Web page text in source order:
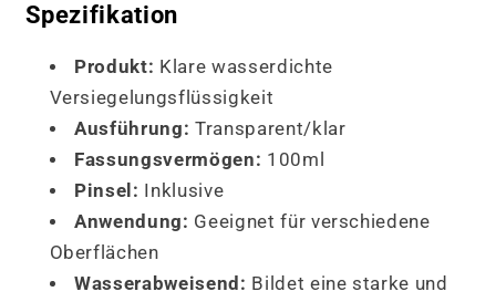
Spezifikation
Produkt: Klare wasserdichte
Versiegelungsflüssigkeit
Ausführung: Transparent/klar
Fassungsvermögen: 100ml
Pinsel: Inklusive
Anwendung: Geeignet für verschiedene
Oberflächen
Wasserabweisend: Bildet eine starke und